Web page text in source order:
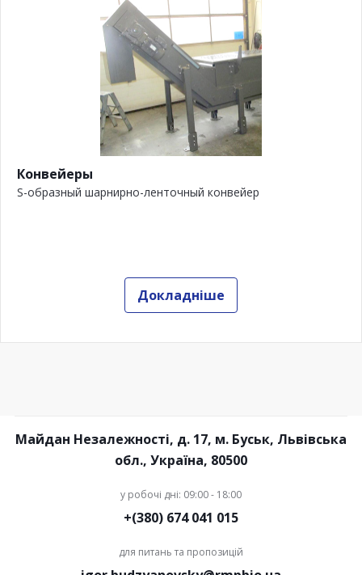
Конвейеры
S-образный шарнирно-ленточный конвейер
Докладніше
Майдан Незалежності, д. 17, м. Буськ, Львівська
обл., Україна, 80500
у робочі дні: 09:00 - 18:00
+(380) 674 041 015
для питань та пропозицій